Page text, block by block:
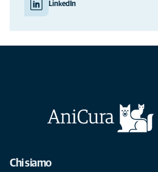
LinkedIn
Chi siamo